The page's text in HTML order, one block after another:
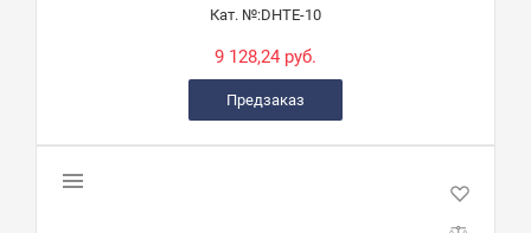
Кат. №:DHTE-10
9 128,24 руб.
Предзаказ